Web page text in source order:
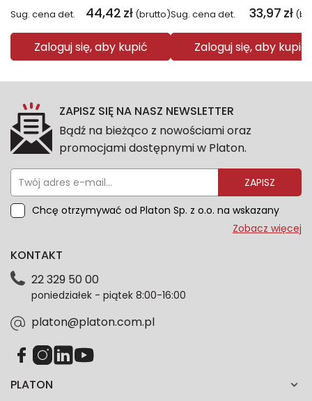
Sug. cena det. 44,42 zł (brutto)
Zaloguj się, aby kupić
Sug. cena det. 33,97 zł
Zaloguj się, aby kupić
ZAPISZ SIĘ NA NASZ NEWSLETTER
Bądź na bieżąco z nowościami oraz
promocjami dostępnymi w Platon.
ZAPISZ
Chcę otrzymywać od Platon Sp. z o.o. na wskazany
przeze mnie adres e-mail informacje marketingowe
dotyczące danych osobowych znajdziesz w naszej
każdym czasie. Wycofanie zgody nie wpłynie na
zgodność z prawem przetwarzania dokonanego przed
Zobacz więcej
PLATON
KONTAKT
22 329 50 00
poniedziałek - piątek 8:00-16:00
platon@platon.com.pl